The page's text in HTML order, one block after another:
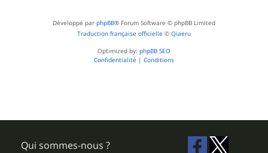
Développé par phpBB® Forum Software © phpBB Limited
Traduction française officielle © Qiaeru
Optimized by: phpBB SEO
Confidentialité | Conditions
Qui sommes-nous ?